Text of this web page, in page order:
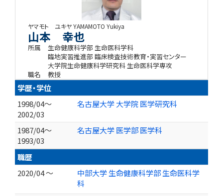
ヤマモト ユキヤYAMAMOTO Yukiya
山本 幸也
所属
生命健康科学部 生命医科学科
臨地実習推進部 臨床検査技術教育・実習センター
大学院生命健康科学研究科 生命医科学専攻
職名
教授
学歴・学位
1998/04～
2002/03
名古屋大学 大学院 医学研究科
1987/04～
1993/03
名古屋大学 医学部 医学科
職歴
2020/04 ～
中部大学 生命健康科学部 生命医科学
科